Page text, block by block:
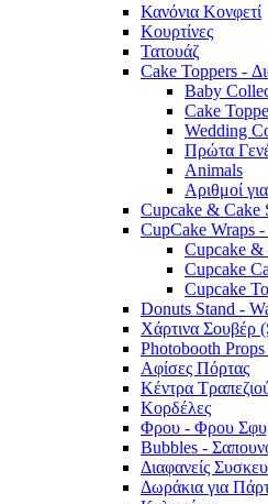
Κανόνια Κονφετί
Κουρτίνες
Τατουάζ
Cake Toppers -
Baby
Cake
Wedding
Πρώτα
Animals
Αριθμοί
Cupcake & Cake
CupCake Wraps
Cupcake &
Cupcake
Cupcake
Donuts Stand -
Χάρτινα Σουβέρ
Photobooth
Αφίσες Πόρτας
Κέντρα
Κορδέλες
Φρου - Φρου
Bubbles -
Διαφανείς
Δωράκια για